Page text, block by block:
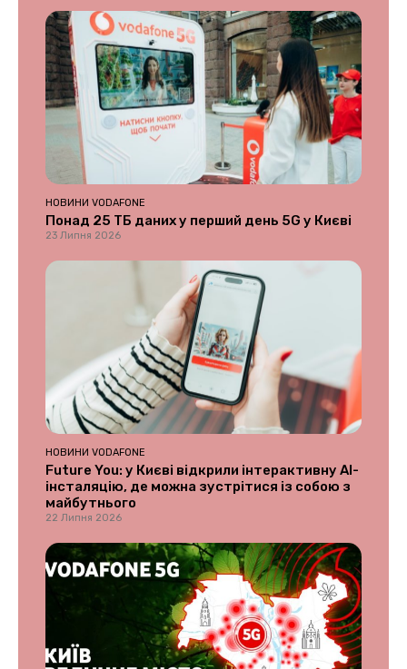
НОВИНИ VODAFONE
Понад 25 ТБ даних у перший день 5G у Києві
23 Липня 2026
НОВИНИ VODAFONE
Future You: у Києві відкрили інтерактивну AI-
інсталяцію, де можна зустрітися із собою з
майбутнього
22 Липня 2026